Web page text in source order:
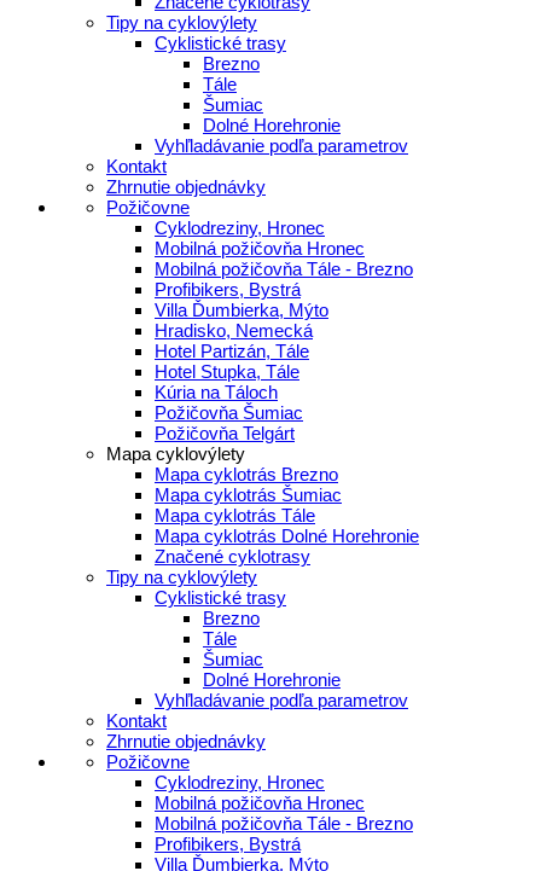
Tipy na cyklovýlety
Cyklistické trasy
Brezno
Tále
Šumiac
Dolné Horehronie
Vyhľladávanie podľa parametrov
Kontakt
Zhrnutie objednávky
Požičovne
Cyklodreziny, Hronec
Mobilná požičovňa Hronec
Mobilná požičovňa Tále - Brezno
Profibikers, Bystrá
Villa Ďumbierka, Mýto
Hradisko, Nemecká
Hotel Partizán, Tále
Hotel Stupka, Tále
Kúria na Táloch
Požičovňa Šumiac
Požičovňa Telgárt
Mapa cyklovýlety
Mapa cyklotrás Brezno
Mapa cyklotrás Šumiac
Mapa cyklotrás Tále
Mapa cyklotrás Dolné Horehronie
Značené cyklotrasy
Tipy na cyklovýlety
Cyklistické trasy
Brezno
Tále
Šumiac
Dolné Horehronie
Vyhľladávanie podľa parametrov
Kontakt
Zhrnutie objednávky
Požičovne
Cyklodreziny, Hronec
Mobilná požičovňa Hronec
Mobilná požičovňa Tále - Brezno
Profibikers, Bystrá
Villa Ďumbierka, Mýto